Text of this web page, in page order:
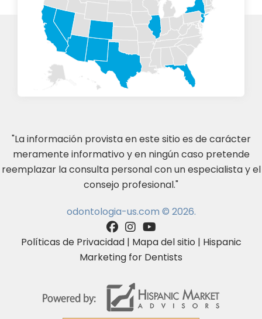
"La información provista en este sitio es de carácter
meramente informativo y en ningún caso pretende
reemplazar la consulta personal con un especialista y el
consejo profesional."
odontologia-us.com © 2026.
Políticas de Privacidad| Mapa del sitio | Hispanic
Marketing for Dentists